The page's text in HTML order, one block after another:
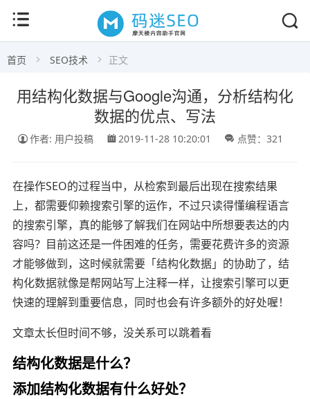
首页 SEO技术 正文
用结构化数据与Google沟通，分析结构化
数据的优点、写法
作者: 用户投稿 2019-11-28 10:20:01 点赞：321
在操作SEO的过程当中，从检索到最后出现在搜索结果
上，都需要仰赖搜索引擎的运作，不过只读得懂编程语言
的搜索引擎，真的能够了解我们在网站中所想要表达的内
容吗？目前这还是一件困难的任务，需要花费许多的资源
才能够做到，这时候就需要「结构化数据」的协助了，结
构化数据就像是帮网站写上注释一样，让搜索引擎可以更
快速的理解到重要信息，同时也会有许多额外的好处喔！
文章太长但时间不够，没关系可以跳着看
结构化数据是什么？
添加结构化数据有什么好处？